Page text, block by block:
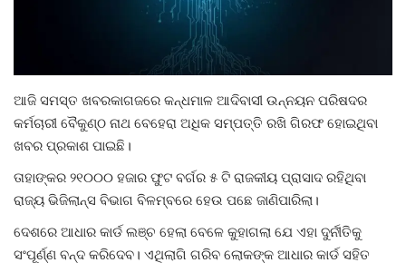
ସାହିତ୍ୟ
ସଂସ୍କୃତି
ସିନେମା
ଆଜି ସମସ୍ତ ଖବରକାଗଜରେ କନ୍ଧମାଳ ଆଦିବାସୀ ଉନ୍ନୟନ ପରିଷଦର
କର୍ମଚାରୀ ବୈକୁଣ୍ଠ ନାଥ ବେହେରା ଅଧିକ ସମ୍ପତ୍ତି ରଖି ଗିରଫ ହୋଇଥିବା
ଖବର ପ୍ରକାଶ ପାଇଛି।
ତାହାଙ୍କର ୨୧୦୦୦ ହଜାର ଫୁଟ ବର୍ଗର ୫ ଟି ରାଜକୀୟ ପ୍ରାସାଦ ରହିଥିବା
ରାଜ୍ୟ ଭିଜିଲାନ୍ସ ବିଭାଗ ବିଳମ୍ବରେ ହେଉ ପଛେ ଜାଣିପାରିଲା।
ଦେଶରେ ଆଧାର କାର୍ଡ ଲଞ୍ଚ ହେଲା ବେଳେ କୁହାଗଲା ଯେ ଏହା ଦୁର୍ନୀତିକୁ
ସଂପୂର୍ଣ୍ଣ ବନ୍ଦ କରିଦେବ। ଏଥିଲାଗି ଗରିବ ଲୋକଙ୍କ ଆଧାର କାର୍ଡ ସହିତ